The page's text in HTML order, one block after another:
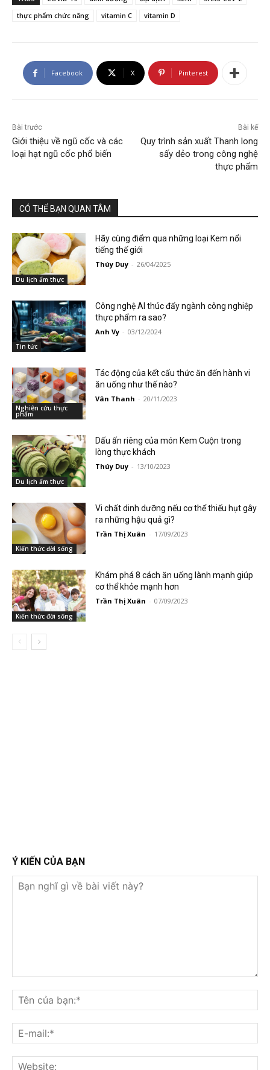
thực phẩm chức năng
vitamin C vitamin D
Facebook X Pinterest
Bài trước
Giới thiệu về ngũ cốc và các
loại hạt ngũ cốc phổ biến
Bài kế
Quy trình sản xuất Thanh long
sấy dẻo trong công nghệ
thực phẩm
CÓ THỂ BẠN QUAN TÂM
Du lịch ẩm thực
Hãy cùng điểm qua những loại Kem nổi
tiếng thế giới
Thúy Duy - 26/04/2025
Tin tức
Công nghệ AI thúc đẩy ngành công nghiệp
thực phẩm ra sao?
Anh Vy - 03/12/2024
Nghiên cứu thực
phẩm
Tác động của kết cấu thức ăn đến hành vi
ăn uống như thế nào?
Vân Thanh - 20/11/2023
Du lịch ẩm thực
Dấu ấn riêng của món Kem Cuộn trong
lòng thực khách
Thúy Duy - 13/10/2023
Kiến thức đời sống
Vi chất dinh dưỡng nếu cơ thể thiếu hụt gây
ra những hậu quả gì?
Trần Thị Xuân - 17/09/2023
Kiến thức đời sống
Khám phá 8 cách ăn uống lành mạnh giúp
cơ thể khỏe mạnh hơn
Trần Thị Xuân - 07/09/2023
Ý KIẾN CỦA BẠN
nghĩ
gì
về
bài
viết
này?